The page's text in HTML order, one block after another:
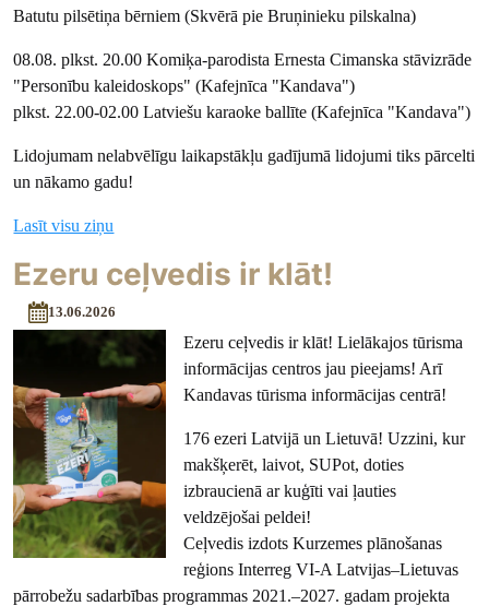
Batutu pilsētiņa bērniem (Skvērā pie Bruņinieku pilskalna)
08.08. plkst. 20.00 Komiķa-parodista Ernesta Cimanska stāvizrāde
"Personību kaleidoskops" (Kafejnīca "Kandava")
plkst. 22.00-02.00 Latviešu karaoke ballīte (Kafejnīca "Kandava")
Lidojumam nelabvēlīgu laikapstākļu gadījumā lidojumi tiks pārcelti
un nākamo gadu!
Lasīt visu ziņu
Ezeru ceļvedis ir klāt!
13.06.2026
Ezeru ceļvedis ir klāt! Lielākajos tūrisma
informācijas centros jau pieejams! Arī
Kandavas tūrisma informācijas centrā!
176 ezeri Latvijā un Lietuvā! Uzzini, kur
makšķerēt, laivot, SUPot, doties
izbraucienā ar kuģīti vai ļauties
veldzējošai peldei!
Ceļvedis izdots Kurzemes plānošanas
reģions Interreg VI-A Latvijas–Lietuvas
pārrobežu sadarbības programmas 2021.–2027. gadam projekta